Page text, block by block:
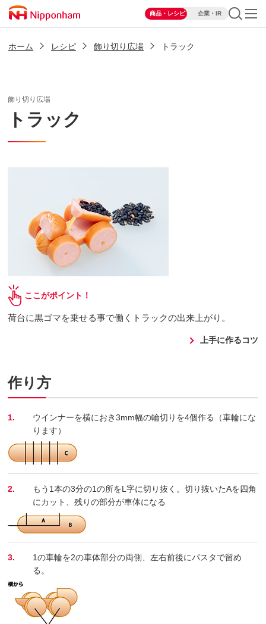
商品・レシピ 企業・IR
ホーム レシピ 飾り切り広場 トラック
飾り切り広場
トラック
ここがポイント！
荷台に黒ゴマを乗せる事で働くトラックの出来上がり。
上手に作るコツ
作り方
1.
ウインナーを横におき3mm幅の輪切りを4個作る（車輪にな
ります）
2.
もう1本の3分の1の所をL字に切り抜く。切り抜いたAを四角
にカット、残りの部分が車体になる
3.
1の車輪を2の車体部分の両側、左右前後にパスタで留め
る。